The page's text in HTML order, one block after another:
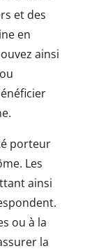
et des
en
ainsi
porteur
Les
ainsi
ou à la
la